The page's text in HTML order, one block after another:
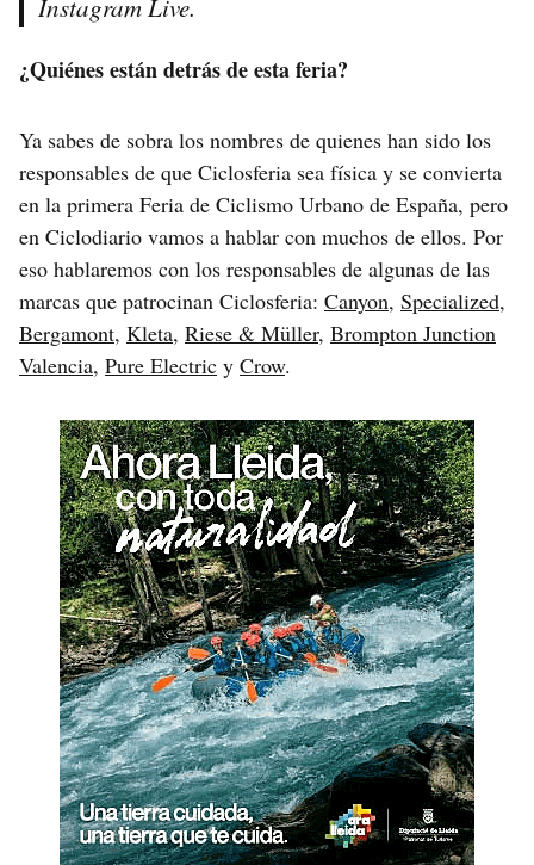
Instagram Live.
¿Quiénes están detrás de esta feria?
Ya sabes de sobra los nombres de quienes han sido los
responsables de que Ciclosferia sea física y se convierta
en la primera Feria de Ciclismo Urbano de España, pero
en Ciclodiario vamos a hablar con muchos de ellos. Por
eso hablaremos con los responsables de algunas de las
marcas que patrocinan Ciclosferia: Canyon, Specialized,
Bergamont, Kleta, Riese & Müller, Brompton Junction
Valencia, Pure Electric y Crow.